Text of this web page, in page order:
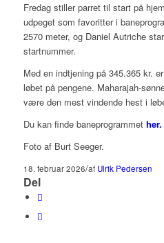
Fredag stiller parret til start på
udpeget som favoritter i
2570 meter, og Daniel Autriche
startnummer.
Med en indtjening på 345.365 kr.
løbet på pengene. Maharajah-
være den mest vindende hest i
Du kan finde baneprogrammet her.
Foto af Burt Seeger.
18. februar 2026/af Ulrik Pedersen
Del